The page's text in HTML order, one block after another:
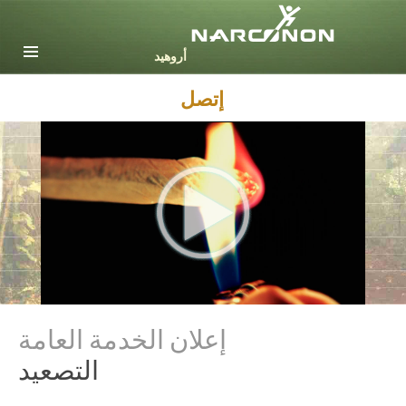
Deutsch
Español
Hebrew
Magyar
日本語 (Japanese)
Norsk
Portuguès
Svenska
繁體中文 (Chinese)
إتصل
إعلان الخدمة العامة
التصعيد